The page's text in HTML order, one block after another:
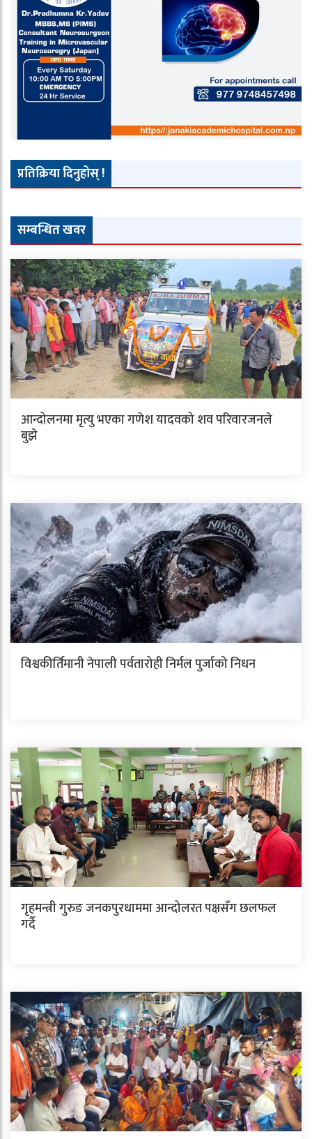
प्रतिक्रिया दिनुहोस् !
सम्बन्धित खवर
आन्दोलनमा मृत्यु भएका गणेश यादवको शव परिवारजनले
बुझे
विश्वकीर्तिमानी नेपाली पर्वतारोही निर्मल पुर्जाको निधन
गृहमन्त्री गुरुङ जनकपुरधाममा आन्दोलरत पक्षसँग छलफल
गर्दै